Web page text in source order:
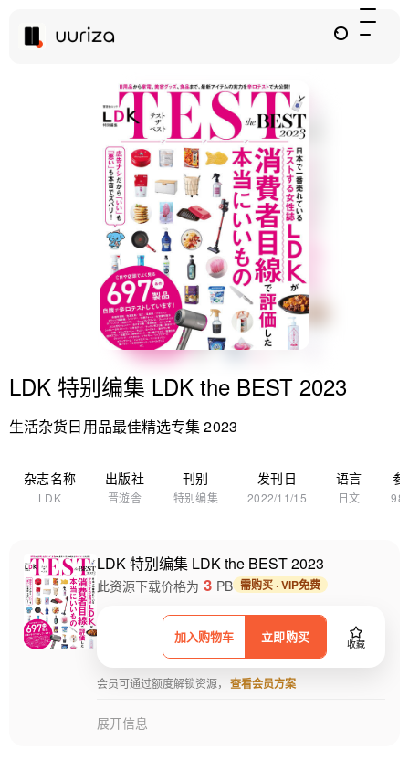
LDK 特别编集 LDK the BEST 2023
生活杂货日用品最佳精选专集 2023
杂志名称
LDK
出版社
晋遊舎
刊别
特别编集
发刊日
2022/11/15
语言
日文
参
LDK 特别编集 LDK the BEST 2023
加入购物车 立即购买 收藏
此资源下载价格为 3 PB 需购买 · VIP免费
会员可通过额度解锁资源， 查看会员方案
展开信息